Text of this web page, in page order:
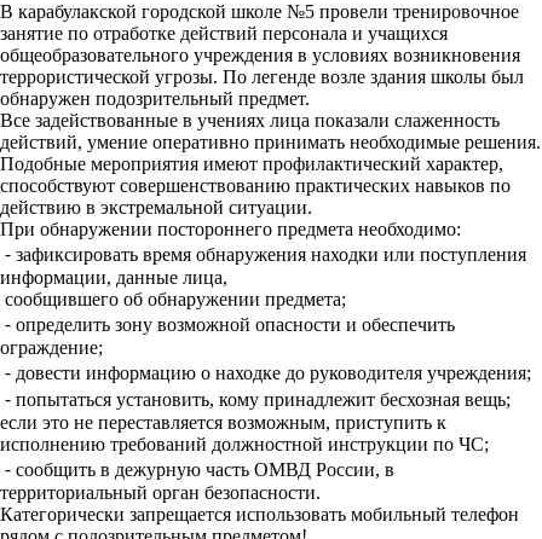
В карабулакской городской школе №5 провели тренировочное
занятие по отработке действий персонала и учащихся
общеобразовательного учреждения в условиях возникновения
террористической угрозы. По легенде возле здания школы был
обнаружен подозрительный предмет.
Все задействованные в учениях лица показали слаженность
действий, умение оперативно принимать необходимые решения.
Подобные мероприятия имеют профилактический характер,
способствуют совершенствованию практических навыков по
действию в экстремальной ситуации.
При обнаружении постороннего предмета необходимо:
⁃ зафиксировать время обнаружения находки или поступления
информации, данные лица,
сообщившего об обнаружении предмета;
⁃ определить зону возможной опасности и обеспечить
ограждение;
⁃ довести информацию о находке до руководителя учреждения;
⁃ попытаться установить, кому принадлежит бесхозная вещь;
если это не переставляется возможным, приступить к
исполнению требований должностной инструкции по ЧС;
⁃ сообщить в дежурную часть ОМВД России, в
территориальный орган безопасности.
Категорически запрещается использовать мобильный телефон